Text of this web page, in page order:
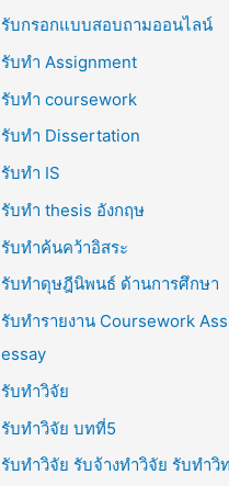
รับกรอกแบบสอบถามออนไลน์
รับทำ Assignment
รับทำ coursework
รับทำ Dissertation
รับทำ IS
รับทำ thesis อังกฤษ
รับทำค้นคว้าอิสระ
รับทำดุษฎีนิพนธ์ ด้านการศึกษา
รับทำรายงาน Coursework
essay
รับทำวิจัย
รับทำวิจัย บทที่5
รับทำวิจัย รับจ้างทำวิจัย รับทำวิ